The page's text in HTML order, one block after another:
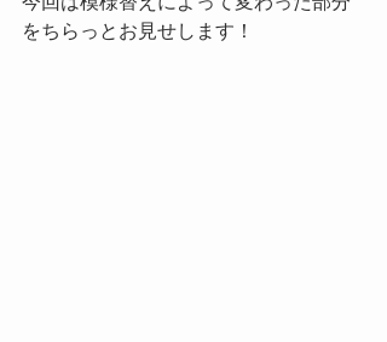
をちらっとお見せします！